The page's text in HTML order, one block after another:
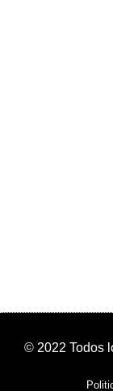
© 2022 Todos